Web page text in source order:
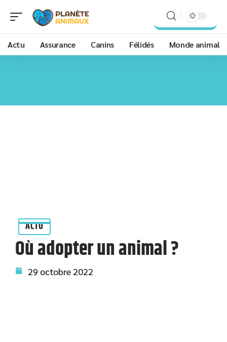
Actu Assurance Canins Félidés Monde animal
ACTU
Où adopter un animal ?
29 octobre 2022